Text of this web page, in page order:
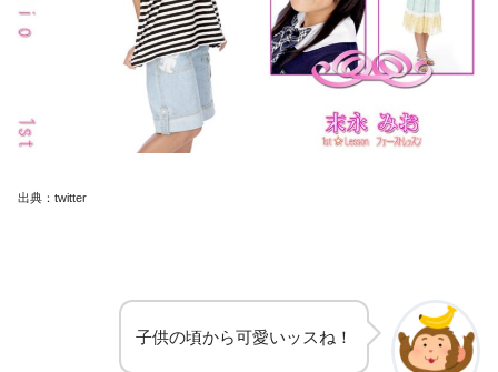
出典： twitter
子供の頃から可愛いッスね！